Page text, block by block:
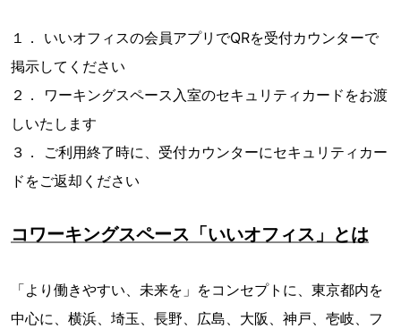
１． いいオフィスの会員アプリでQRを受付カウンターで
掲示してください
２． ワーキングスペース入室のセキュリティカードをお渡
しいたします
３． ご利用終了時に、受付カウンターにセキュリティカー
ドをご返却ください
コワーキングスペース「いいオフィス」とは
「より働きやすい、未来を」をコンセプトに、東京都内を
中心に、横浜、埼玉、長野、広島、大阪、神戸、壱岐、フ